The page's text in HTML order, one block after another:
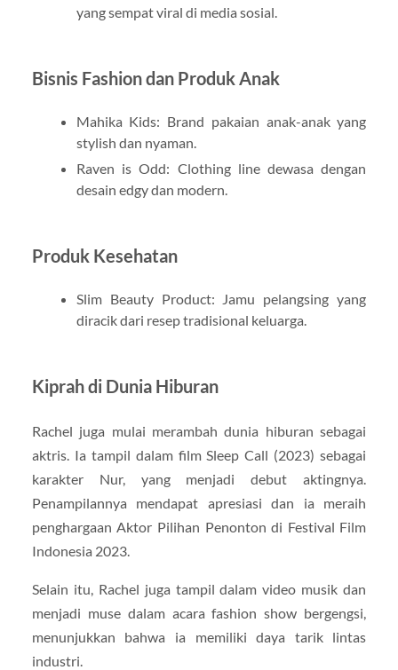
yang sempat viral di media sosial.
Bisnis Fashion dan Produk Anak
Mahika Kids: Brand pakaian anak-anak yang
stylish dan nyaman.
Raven is Odd: Clothing line dewasa dengan
desain edgy dan modern.
Produk Kesehatan
Slim Beauty Product: Jamu pelangsing yang
diracik dari resep tradisional keluarga.
Kiprah di Dunia Hiburan
Rachel juga mulai merambah dunia hiburan sebagai
aktris. Ia tampil dalam film Sleep Call (2023) sebagai
karakter Nur, yang menjadi debut aktingnya.
Penampilannya mendapat apresiasi dan ia meraih
penghargaan Aktor Pilihan Penonton di Festival Film
Indonesia 2023.
Selain itu, Rachel juga tampil dalam video musik dan
menjadi muse dalam acara fashion show bergengsi,
menunjukkan bahwa ia memiliki daya tarik lintas
industri.